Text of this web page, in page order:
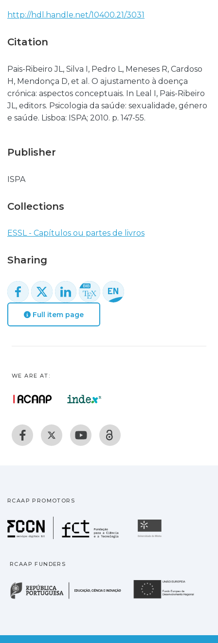
http://hdl.handle.net/10400.21/3031
Citation
Pais-Ribeiro JL, Silva I, Pedro L, Meneses R, Cardoso
H, Mendonça D, et al. O ajustamento à doença
crónica: aspectos conceptuais. In Leal I, Pais-Ribeiro
JL, editors. Psicologia da saúde: sexualidade, género
e saúde. Lisboa: ISPA; 2010. p. 147-55.
Publisher
ISPA
Collections
ESSL - Capítulos ou partes de livros
Sharing
Full item page
WE ARE AT:
RCAAP PROMOTORS
Fundação para a
RCAAP FUNDERS
República Portuguesa